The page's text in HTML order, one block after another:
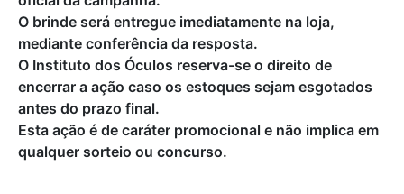
O brinde será entregue imediatamente na loja,
mediante conferência da resposta.
O Instituto dos Óculos reserva-se o direito de
encerrar a ação caso os estoques sejam esgotados
antes do prazo final.
Esta ação é de caráter promocional e não implica em
qualquer sorteio ou concurso.